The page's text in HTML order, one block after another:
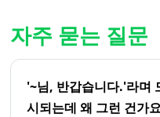
자주 묻는 질문
'~님, 반갑습니다.'라며
시되는데 왜 그런 건가